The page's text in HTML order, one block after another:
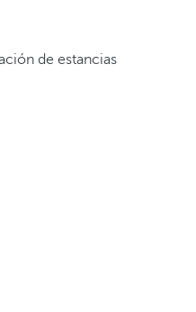
de estancias